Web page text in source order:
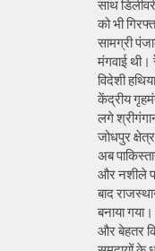
साथ
को भी
सामग्री
मंगवाई
विदेशी
केंद्रीय
लगे
जोधपुर
अब
और नशीले
बाद
बनाया
और बेहतर